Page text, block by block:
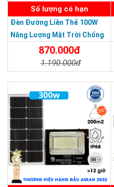
- Hoàng Mai - Hà Nội.
Hình ảnh
Hoàng
Số lượng có hạn
Đèn Đường Liền Thể 100W
Năng Lượng Mặt Trời Chống
Nước Giá Rẻ870.000đ
1.190.000đ
33%